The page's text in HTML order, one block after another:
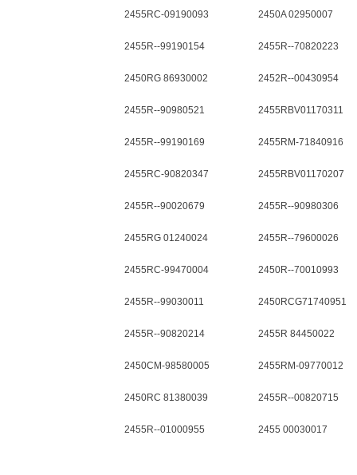
2455RC-09190093 2450A 02950007
2455R--99190154 2455R--70820223
2450RG 86930002 2452R--00430954
2455R--90980521 2455RBV01170311
2455R--99190169 2455RM-71840916
2455RC-90820347 2455RBV01170207
2455R--90020679 2455R--90980306
2455RG 01240024 2455R--79600026
2455RC-99470004 2450R--70010993
2455R--99030011 2450RCG71740951
2455R--90820214 2455R 84450022
2450CM-98580005 2455RM-09770012
2450RC 81380039 2455R--00820715
2455R--01000955 2455 00030017